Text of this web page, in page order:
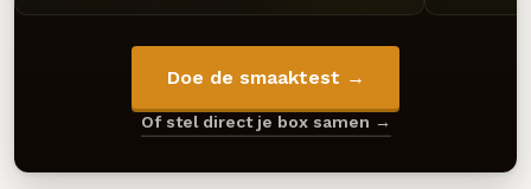
Doe de smaaktest →
Of stel direct je box samen →